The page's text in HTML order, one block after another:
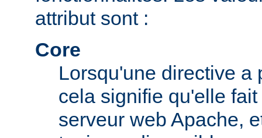
attribut sont :
Core
Lorsqu'une directive a
cela signifie qu'elle
serveur web Apache,